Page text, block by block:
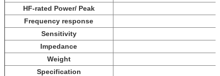
HF-rated Power/ Peak
Frequency response
Sensitivity
Impedance
Weight
Specification